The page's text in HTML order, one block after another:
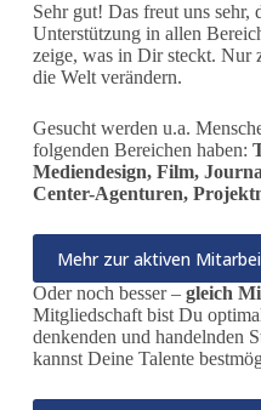
Sehr gut! Das freut uns sehr,
Unterstützung in allen
zeige, was in Dir steckt. Nur
die Welt verändern.
Gesucht werden u.a.
folgenden Bereichen haben:
Mediendesign, Film,
Center-Agenturen,
Mehr zur aktiven
Oder noch besser – gleich
Mitgliedschaft bist Du
denkenden und handelnden
kannst Deine Talente